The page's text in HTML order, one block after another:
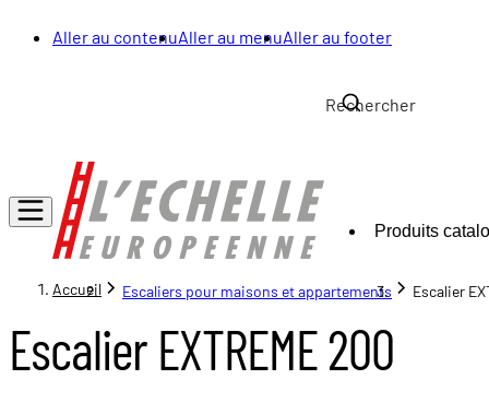
Aller au contenuAller au menuAller au footer
Produits
Accueil Escaliers pour maisons et appartements Escalier
Escalier EXTREME 200